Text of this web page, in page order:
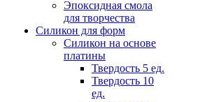
Эпоксидная смола
для творчества
Силикон для форм
Силикон на основе
платины
Твердость 5 ед.
Твердость 10
ед.